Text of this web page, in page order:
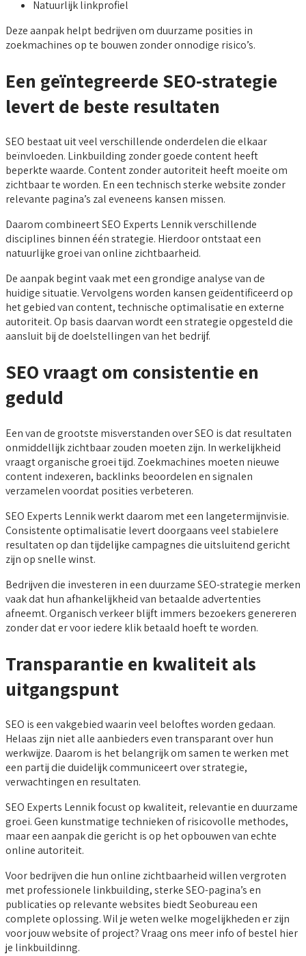
Natuurlijk linkprofiel
Deze aanpak helpt bedrijven om duurzame posities in
zoekmachines op te bouwen zonder onnodige risico’s.
Een geïntegreerde SEO-strategie
levert de beste resultaten
SEO bestaat uit veel verschillende onderdelen die elkaar
beïnvloeden. Linkbuilding zonder goede content heeft
beperkte waarde. Content zonder autoriteit heeft moeite om
zichtbaar te worden. En een technisch sterke website zonder
relevante pagina’s zal eveneens kansen missen.
Daarom combineert SEO Experts Lennik verschillende
disciplines binnen één strategie. Hierdoor ontstaat een
natuurlijke groei van online zichtbaarheid.
De aanpak begint vaak met een grondige analyse van de
huidige situatie. Vervolgens worden kansen geïdentificeerd op
het gebied van content, technische optimalisatie en externe
autoriteit. Op basis daarvan wordt een strategie opgesteld die
aansluit bij de doelstellingen van het bedrijf.
SEO vraagt om consistentie en
geduld
Een van de grootste misverstanden over SEO is dat resultaten
onmiddellijk zichtbaar zouden moeten zijn. In werkelijkheid
vraagt organische groei tijd. Zoekmachines moeten nieuwe
content indexeren, backlinks beoordelen en signalen
verzamelen voordat posities verbeteren.
SEO Experts Lennik werkt daarom met een langetermijnvisie.
Consistente optimalisatie levert doorgaans veel stabielere
resultaten op dan tijdelijke campagnes die uitsluitend gericht
zijn op snelle winst.
Bedrijven die investeren in een duurzame SEO-strategie merken
vaak dat hun afhankelijkheid van betaalde advertenties
afneemt. Organisch verkeer blijft immers bezoekers genereren
zonder dat er voor iedere klik betaald hoeft te worden.
Transparantie en kwaliteit als
uitgangspunt
SEO is een vakgebied waarin veel beloftes worden gedaan.
Helaas zijn niet alle aanbieders even transparant over hun
werkwijze. Daarom is het belangrijk om samen te werken met
een partij die duidelijk communiceert over strategie,
verwachtingen en resultaten.
SEO Experts Lennik focust op kwaliteit, relevantie en duurzame
groei. Geen kunstmatige technieken of risicovolle methodes,
maar een aanpak die gericht is op het opbouwen van echte
online autoriteit.
Voor bedrijven die hun online zichtbaarheid willen vergroten
met professionele linkbuilding, sterke SEO-pagina’s en
publicaties op relevante websites biedt Seobureau een
complete oplossing. Wil je weten welke mogelijkheden er zijn
voor jouw website of project? Vraag ons meer info of bestel hier
je linkbuildinng.